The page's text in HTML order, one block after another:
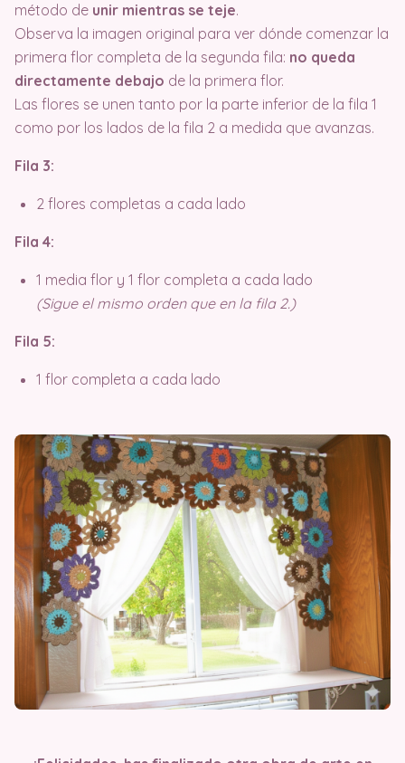
método de unir mientras se teje.
Observa la imagen original para ver dónde comenzar la
primera flor completa de la segunda fila: no queda
directamente debajo de la primera flor.
Las flores se unen tanto por la parte inferior de la fila 1
como por los lados de la fila 2 a medida que avanzas.
Fila 3:
2 flores completas a cada lado
Fila 4:
1 media flor y 1 flor completa a cada lado
(Sigue el mismo orden que en la fila 2.)
Fila 5:
1 flor completa a cada lado